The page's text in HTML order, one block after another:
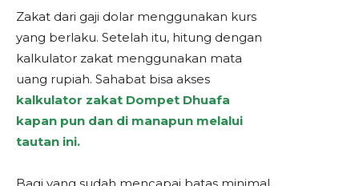
Zakat dari gaji dolar menggunakan kurs
yang berlaku. Setelah itu, hitung dengan
kalkulator zakat menggunakan mata
uang rupiah. Sahabat bisa akses
kalkulator zakat Dompet Dhuafa
kapan pun dan di manapun melalui
tautan ini.